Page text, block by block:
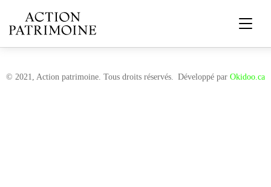
© 2021, Action patrimoine. Tous droits réservés. Développé par Okidoo.ca